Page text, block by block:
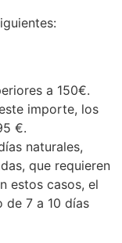
a 150€.
importe, los
€.
naturales,
que requieren
estos casos, el
de 7 a 10 días